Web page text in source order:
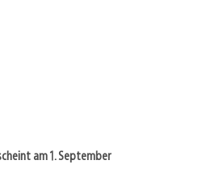
am 1. September